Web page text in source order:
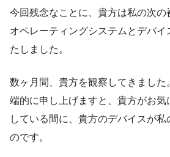
今回残念なことに、貴方は私の次
オペレーティングシステムとデバ
たしました。
数ヶ月間、貴方を観察してきました
端的に申し上げますと、貴方がお気
している間に、貴方のデバイスが
のです。